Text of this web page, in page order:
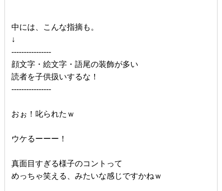
中には、こんな指摘も。
↓
----------------
顔文字・絵文字・語尾の装飾が多い
読者を子供扱いするな！
----------------
おぉ！叱られたｗ
ウケるーーー！
真面目すぎる様子のコントって
めっちゃ笑える、みたいな感じですかねｗ